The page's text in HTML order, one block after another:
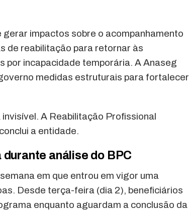
impactos sobre o acompanhamento
de reabilitação para retornar às
incapacidade temporária. A Anaseg
medidas estruturais para fortalecer
A Reabilitação Profissional
a entidade.
análise do BPC
em que entrou em vigor uma
Desde terça-feira (dia 2), beneficiários
enquanto aguardam a conclusão da